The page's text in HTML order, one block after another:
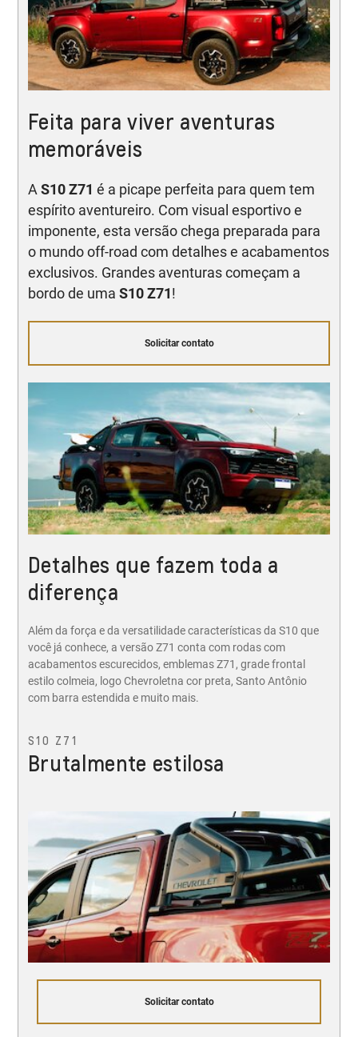
Feita para viver aventuras
memoráveis
A S10 Z71 é a picape perfeita para quem tem
espírito aventureiro. Com visual esportivo e
imponente, esta versão chega preparada para
o mundo off-road com detalhes e acabamentos
exclusivos. Grandes aventuras começam a
bordo de uma S10 Z71!
Solicitar contato
Detalhes que fazem toda a
diferença
Além da força e da versatilidade características da S10 que
você já conhece, a versão Z71 conta com rodas com
acabamentos escurecidos, emblemas Z71, grade frontal
estilo colmeia, logo Chevroletna cor preta, Santo Antônio
com barra estendida e muito mais.
S10 Z71
Brutalmente estilosa
Solicitar contato